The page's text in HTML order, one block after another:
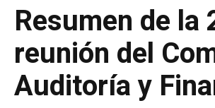
Resumen de la
reunión del
Auditoría y